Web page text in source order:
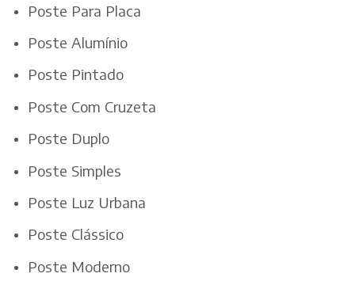
Poste Para Placa
Poste Alumínio
Poste Pintado
Poste Com Cruzeta
Poste Duplo
Poste Simples
Poste Luz Urbana
Poste Clássico
Poste Moderno